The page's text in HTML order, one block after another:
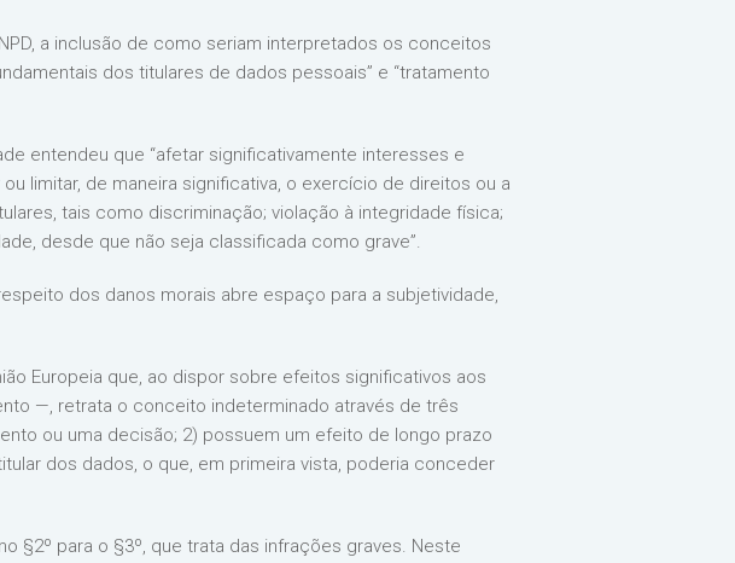
a inclusão de como seriam interpretados os conceitos
dos titulares de dados pessoais” e “tratamento
entendeu que “afetar significativamente interesses e
limitar, de maneira significativa, o exercício de direitos ou a
tais como discriminação; violação à integridade física;
desde que não seja classificada como grave”.
dos danos morais abre espaço para a subjetividade,
Europeia que, ao dispor sobre efeitos significativos aos
—, retrata o conceito indeterminado através de três
ou uma decisão; 2) possuem um efeito de longo prazo
dos dados, o que, em primeira vista, poderia conceder
§2º para o §3º, que trata das infrações graves. Neste